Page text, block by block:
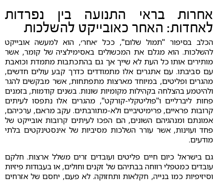
אחרות בראי התנועה בין נפרדות
לאחדות: האחר כאובייקט להשלכות
הכלב בסיפור "תמול שלום", ככל ׳אחר׳, הוא למעשה אובייקט
להשלכות. הוא מגלם את המכשולים באסימילציה של קומר, אשר
מותירים אותו כל העת לא שייך אך גם בהתכתבות מתמדת וכואבת
עם סביבתו. עם אתגרים אלו מתמודדים כדרך קבע עולים חדשים,
מהגרים ופליטים, במיוחד מארצות מתפתחות, אשר מבקשים להגר
ולהיטמע בהצלחה בקהילות מקומיות שונות. בשנים קודמות, בזמנים
פחות ליברליים ו"פוליטקלי-קורקט", מהגרים אלו נתפסו לעיתים
קרובות פראיים, פרימיטיביים ולא-מתורבתים. עקב מראם, ערכיהם,
אמונתם ומנהגיהם השונים, הם הפכו לעיתים קרובות אובייקט של
פחד ועוינות, אשר עורר השלכות מסיביות של אינסטינקטים בלתי
מודעים.
גם בישראל כיום חיים פליטים ועובדים זרים משלל ארצות. חלקם
עובדים כמטפלי רווחה בבתיהם של זקנים וחולים, או בעבודות פיזיות
וסיזיפיות כמו בנייה, חקלאות ותחזוקה. לא פעם, יחסם של אזרחים